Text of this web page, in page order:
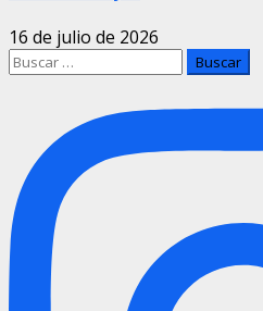
16 de julio de 2026
Buscar: